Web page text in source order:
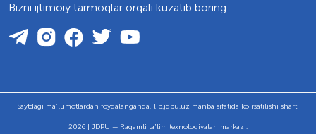
Bizni ijtimoiy tarmoqlar orqali kuzatib boring:
Saytdagi ma'lumotlardan foydalanganda, lib.jdpu.uz manba sifatida ko'rsatilishi shart!
2026 | JDPU — Raqamli ta'lim texnologiyalari markazi.